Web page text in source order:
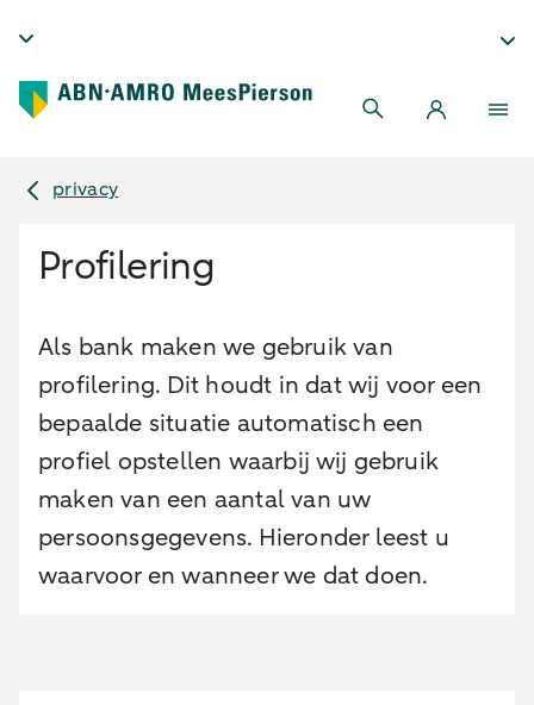
privacy
Profilering
Als bank maken we gebruik van
profilering. Dit houdt in dat wij voor een
bepaalde situatie automatisch een
profiel opstellen waarbij wij gebruik
maken van een aantal van uw
persoonsgegevens. Hieronder leest u
waarvoor en wanneer we dat doen.